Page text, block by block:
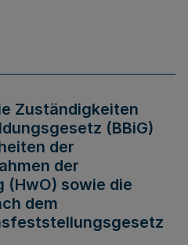
Zuständigkeiten
(BBiG)
der
der
(HwO) sowie die
dem